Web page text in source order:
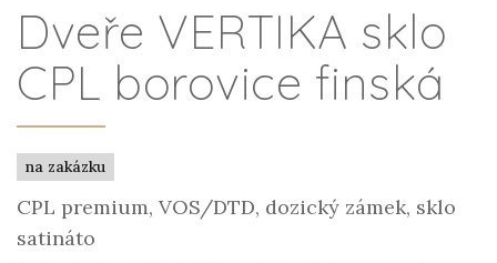
Dveře VERTIKA sklo
CPL borovice finská
na zakázku
CPL premium, VOS/DTD, dozický zámek, sklo
satináto